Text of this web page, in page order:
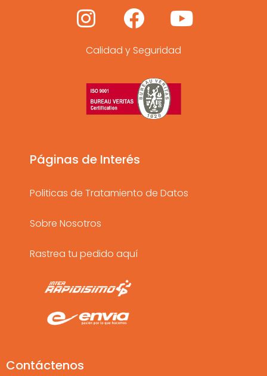
I
n
s
t
a
g
a
m
F
a
c
e
b
o
k
Y
o
u
t
b
Calidad y Seguridad
Páginas de Interés
Politicas de Tratamiento de Datos
Sobre Nosotros
Rastrea tu pedido aquí
Contáctenos